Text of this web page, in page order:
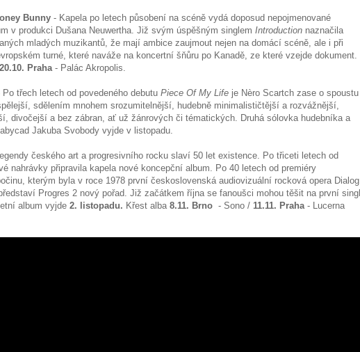
Bunny - Kapela po letech působení na scéně vydá doposud nepojmenované
v produkci Dušana Neuwertha. Již svým úspěšným singlem Introduction naznačila
mladých muzikantů, že mají ambice zaujmout nejen na domácí scéně, ale i při
turné, které naváže na koncertní šňůru po Kanadě, ze které vzejde dokument.
20.10. Praha- Palác Akropolis.
Po třech letech od povedeného debutu Piece Of My Life je Nèro Scartch zase o spoustu
sdělením mnohem srozumitelnější, hudebně minimalističtější a rozvážnější,
divočejší a bez zábran, ať už žánrových či tématických. Druhá sólovka hudebníka a
Jakuba Svobody vyjde v listopadu.
českého art a progresivního rocku slaví 50 let existence. Po třiceti letech od
nahrávky připravila kapela nové koncepční album. Po 40 letech od premiéry
kterým byla v roce 1978 první československá audiovizuální rocková opera Dialog
Progres 2 nový pořad. Již začátkem října se fanoušci mohou těšit na první singl
album vyjde 2. listopadu. Křest alba 8.11. Brno - Sono / 11.11. Praha- Lucerna